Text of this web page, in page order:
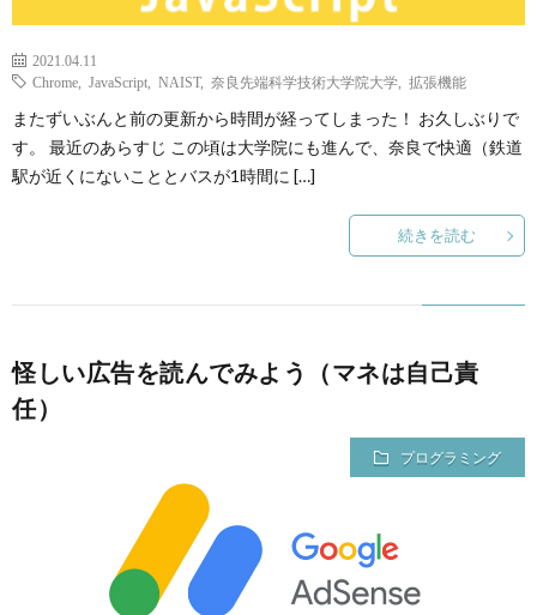
2021.04.11
Chrome
JavaScript NAIST, 奈良先端科学技術大学院大学 拡張機能
またずいぶんと前の更新から時間が経ってしまった！ お久しぶりで
す。 最近のあらすじ この頃は大学院にも進んで、奈良で快適（鉄道
駅が近くにないこととバスが1時間に […]
続きを読む
怪しい広告を読んでみよう（マネは自己責
任）
プログラミング